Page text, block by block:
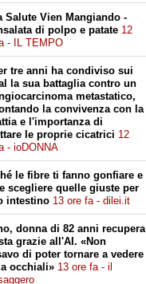
Salute Vien Mangiando -
di polpo e patate 12
- IL TEMPO
tre anni ha condiviso sui
la sua battaglia contro un
metastatico,
la convivenza con la
e l'importanza di
le proprie cicatrici 12
- ioDONNA
le fibre ti fanno gonfiare e
scegliere quelle giuste per
intestino 13 ore fa - dilei.it
donna di 82 anni recupera
grazie all'AI. «Non
di poter tornare a vedere
occhiali» 13 ore fa - il